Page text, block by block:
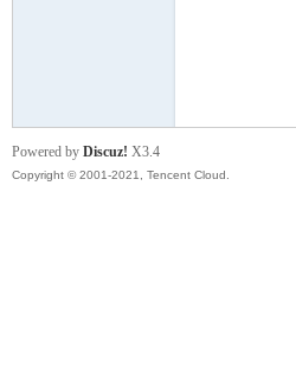
Powered by Discuz! X3.4
Copyright © 2001-2021, Tencent Cloud.